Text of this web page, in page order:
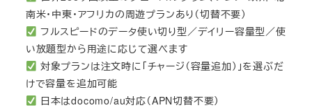
南米・中東・アフリカの周遊プランあり（切替不要）
フルスピードのデータ使い切り型／デイリー容量型／使
い放題型から用途に応じて選べます
対象プランは注文時に「チャージ（容量追加）」を選ぶだ
けで容量を追加可能
日本はdocomo/au対応（APN切替不要）